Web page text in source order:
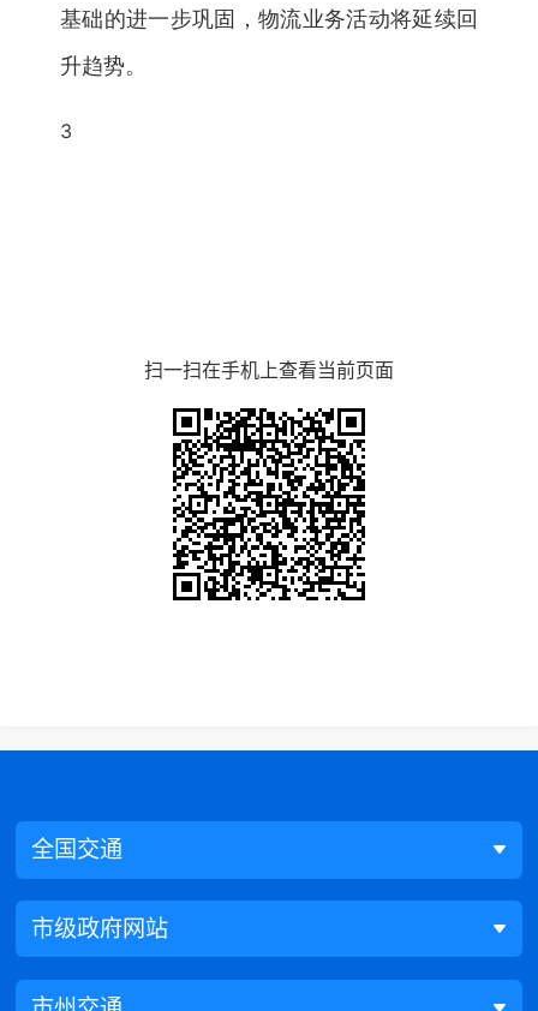
基础的进一步巩固，物流业务活动将延续回
升趋势。
3
扫一扫在手机上查看当前页面
全国交通
市级政府网站